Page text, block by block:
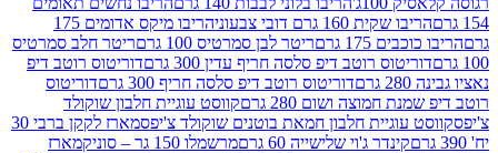
160 גרם דובי צבעוני
הריבו מיקס אדומים 175
175 גרם
ריטר לבן סמרטיס 100 גרם
ריטר חלב סמרטיס
רוטב דיפ סלסה חריף עדין 300 גרם
דוריטוס רוטב דיפ
דוריטוס רוטב דיפ סלסה חריף 300 גרם
דוריטוס
חמוצה ושום 280 גרם
קווסט עוגיית חלבון שוקולד
עוגיית חלבון חמאת בוטנים שוקולד צ'יפס
מארז לקקן ברבי 30
קינדר ג'וי שלישייה 60 גרם
מרשמלו 150 גר – סוניק
מארז